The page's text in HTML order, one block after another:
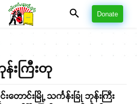
Donate
းကြီးတု
းတောင်းမြို့ သင်္ကန်းခြုံ ဘုန်းကြီး